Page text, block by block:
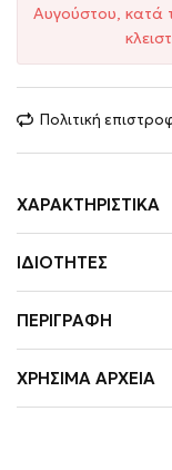
Αυγούστου, κατά
Πολιτική
ΧΑΡΑΚΤΗΡΙΣΤΙΚΆ
ΙΔΙΌΤΗΤΕΣ
ΠΕΡΙΓΡΑΦΉ
ΧΡΉΣΙΜΑ ΑΡΧΕΊΑ